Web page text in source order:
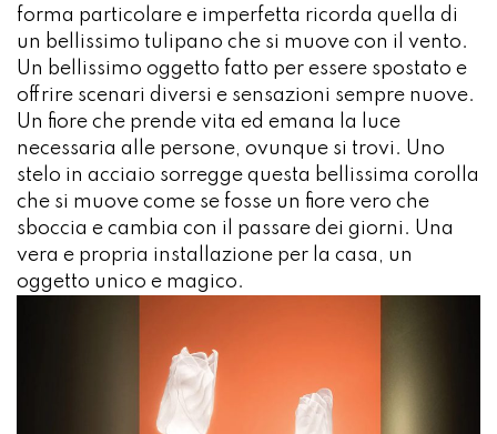
forma particolare e imperfetta ricorda quella di
un bellissimo tulipano che si muove con il vento.
Un bellissimo oggetto fatto per essere spostato e
offrire scenari diversi e sensazioni sempre nuove.
Un fiore che prende vita ed emana la luce
necessaria alle persone, ovunque si trovi. Uno
stelo in acciaio sorregge questa bellissima corolla
che si muove come se fosse un fiore vero che
sboccia e cambia con il passare dei giorni. Una
vera e propria installazione per la casa, un
oggetto unico e magico.